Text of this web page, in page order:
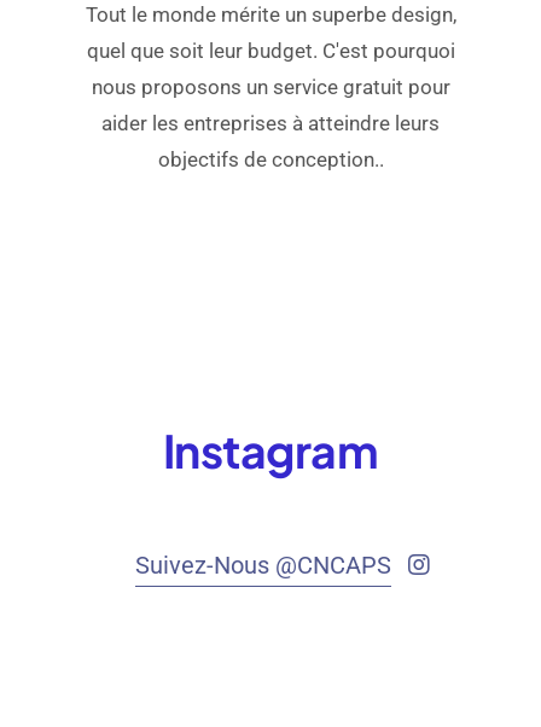
Tout le monde mérite un superbe design,
quel que soit leur budget. C'est pourquoi
nous proposons un service gratuit pour
aider les entreprises à atteindre leurs
objectifs de conception..
Instagram
Suivez-Nous @CNCAPS